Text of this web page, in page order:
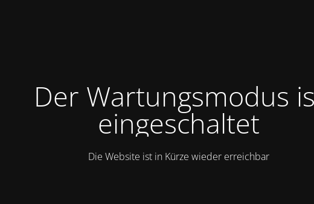
Der Wartungsmodus
eingeschaltet
Die Website ist in Kürze wieder erreichbar